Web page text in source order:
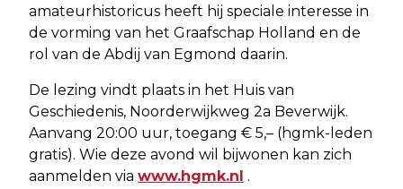
amateurhistoricus heeft hij speciale interesse in
de vorming van het Graafschap Holland en de
rol van de Abdij van Egmond daarin.
De lezing vindt plaats in het Huis van
Geschiedenis, Noorderwijkweg 2a Beverwijk.
Aanvang 20:00 uur, toegang € 5,– (hgmk-leden
gratis). Wie deze avond wil bijwonen kan zich
aanmelden via www.hgmk.nl .